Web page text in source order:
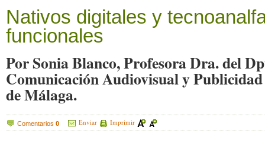
Nativos digitales y
funcionales
Por Sonia Blanco, Profesora Dra. del
Comunicación Audiovisual y
de Málaga.
Comentarios 0 Enviar Imprimir